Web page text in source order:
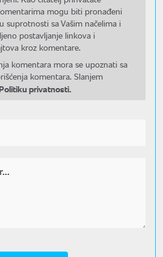
mogu biti pronađeni
suprotnosti sa Vašim načelima i
postavljanje linkova i
kroz komentare.
komentara mora se upoznati sa
komentara. Slanjem
privatnosti.